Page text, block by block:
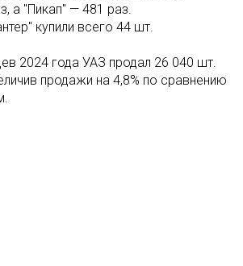
а "Пикап" — 481 раз.
купили всего 44 шт.
2024 года УАЗ продал 26 040 шт.
продажи на 4,8% по сравнению